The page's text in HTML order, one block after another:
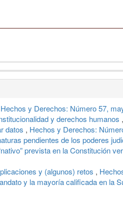
Hechos y Derechos: Número 57,
y derechos humanos ,
datos , Hechos y Derechos:
pendientes de los poderes
prevista en la Constitución
y (algunos) retos ,
y la mayoría calificada en la